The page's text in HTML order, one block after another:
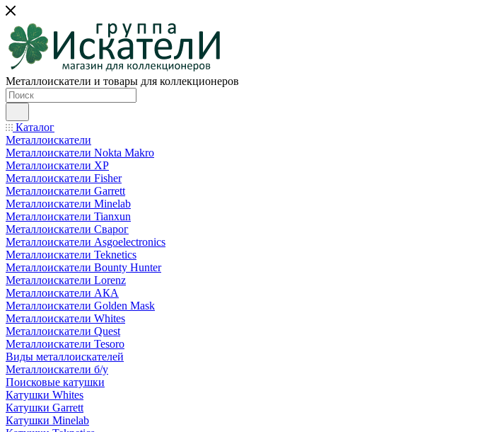
Металлоискатели и товары для коллекционеров
Каталог
Металлоискатели
Металлоискатели Nokta Makro
Металлоискатели XP
Металлоискатели Fisher
Металлоискатели Garrett
Металлоискатели Minelab
Металлоискатели Tianxun
Металлоискатели Сварог
Металлоискатели Asgoelectronics
Металлоискатели Teknetics
Металлоискатели Bounty Hunter
Металлоискатели Lorenz
Металлоискатели АКА
Металлоискатели Golden Mask
Металлоискатели Whites
Металлоискатели Quest
Металлоискатели Tesoro
Виды металлоискателей
Металлоискатели б/у
Поисковые катушки
Катушки Whites
Катушки Garrett
Катушки Minelab